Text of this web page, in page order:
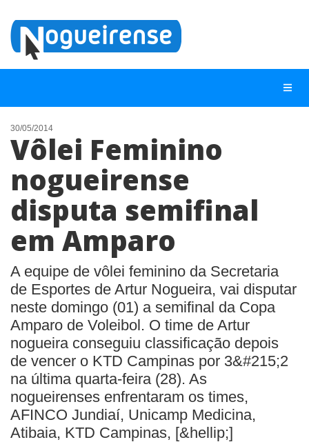
NOTÍCIAS
LISTA DIGITAL
TELEFONES ÚTEIS
QUEM SOMOS
CONTATO
ANUNCIE
BUSCAR
30/05/2014
Vôlei Feminino
nogueirense
disputa semifinal
em Amparo
A equipe de vôlei feminino da Secretaria
de Esportes de Artur Nogueira, vai disputar
neste domingo (01) a semifinal da Copa
Amparo de Voleibol. O time de Artur
nogueira conseguiu classificação depois
de vencer o KTD Campinas por 3&#215;2
na última quarta-feira (28). As
nogueirenses enfrentaram os times,
AFINCO Jundiaí, Unicamp Medicina,
Atibaia, KTD Campinas, [&hellip;]